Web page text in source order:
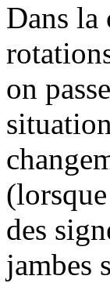
Dans la
on
des
jambes